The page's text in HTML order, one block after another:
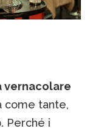
vernacolare
come tante,
Perché i